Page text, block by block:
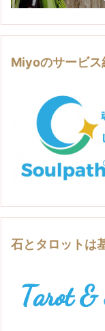
Miyoのサービス
石とタロットは